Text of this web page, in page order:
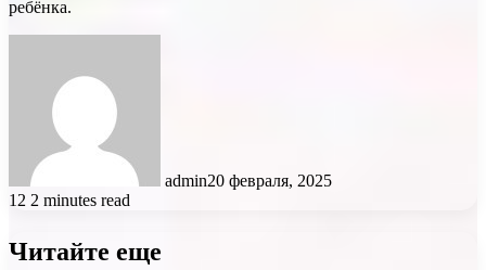
ребёнка.
admin20 февраля, 2025
12 2 minutes read
Читайте еще